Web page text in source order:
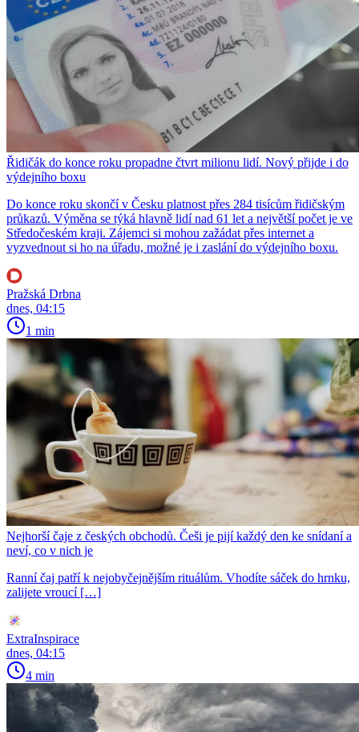
Řidičák do konce roku propadne čtvrt milionu lidí. Nový přijde i do
výdejního boxu
Do konce roku skončí v Česku platnost přes 284 tisícům řidičským
průkazů. Výměna se týká hlavně lidí nad 61 let a největší počet je ve
Středočeském kraji. Zájemci si mohou zažádat přes internet a
vyzvednout si ho na úřadu, možné je i zaslání do výdejního boxu.
Pražská Drbna
dnes, 04:15
1 min
Nejhorší čaje z českých obchodů. Češi je pijí každý den ke snídaní a
neví, co v nich je
Ranní čaj patří k nejobyčejnějším rituálům. Vhodíte sáček do hrnku,
zalijete vroucí […]
ExtraInspirace
dnes, 04:15
4 min